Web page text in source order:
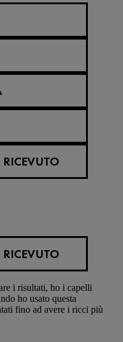
i risultati, ho i capelli
ho usato questa
fino ad avere i ricci più